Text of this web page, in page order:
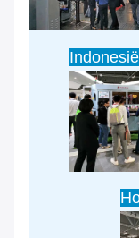
Indonesië